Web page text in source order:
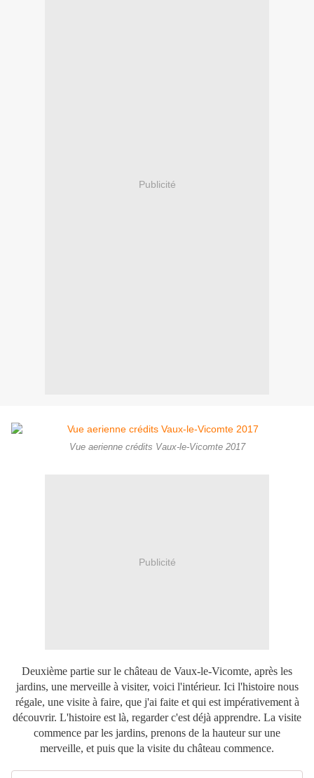
Publicité
Vue aerienne crédits Vaux-le-Vicomte 2017
Publicité
Deuxième partie sur le château de Vaux-le-Vicomte, après les
jardins, une merveille à visiter, voici l'intérieur. Ici l'histoire nous
régale, une visite à faire, que j'ai faite et qui est impérativement à
découvrir. L'histoire est là, regarder c'est déjà apprendre. La visite
commence par les jardins, prenons de la hauteur sur une
merveille, et puis que la visite du château commence.